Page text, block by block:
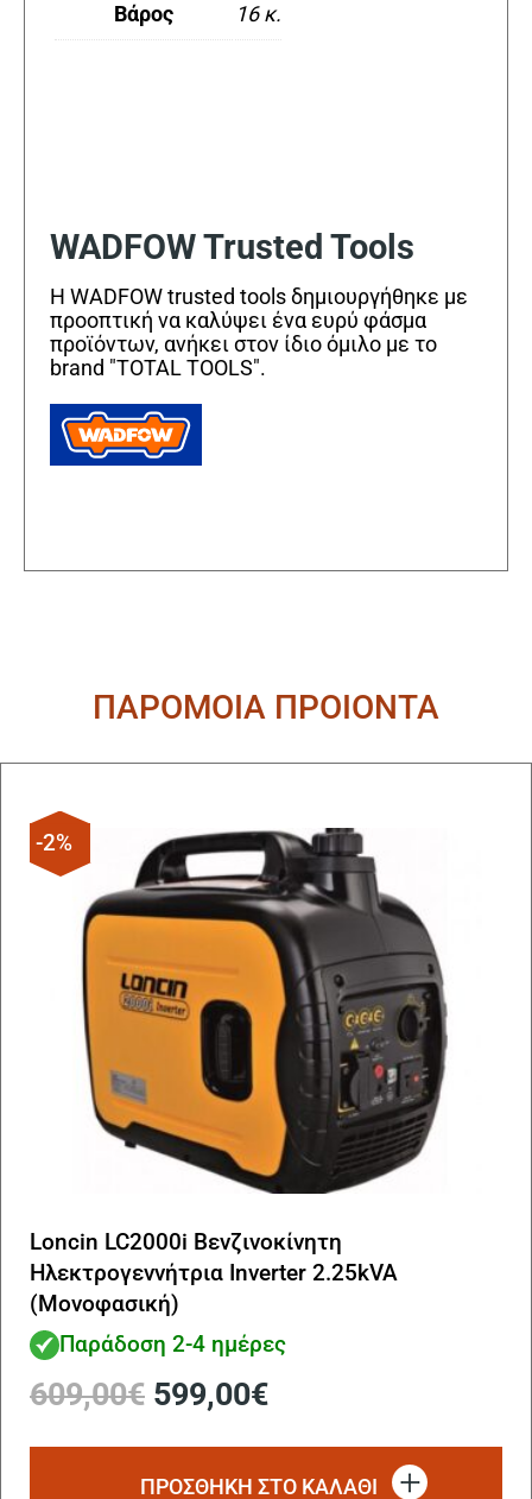
Βάρος 16 κ.
WADFOW Trusted Tools
Η WADFOW trusted tools δημιουργήθηκε με
προοπτική να καλύψει ένα ευρύ φάσμα
προϊόντων, ανήκει στον ίδιο όμιλο με το
brand "TOTAL TOOLS".
ΠΑΡΟΜΟΙΑ ΠΡΟΙΟΝΤΑ
-2%
Loncin LC2000i Βενζινοκίνητη
Ηλεκτρογεννήτρια Inverter 2.25kVA
(Μονοφασική)
Παράδοση 2-4 ημέρες
609,00€ Original
price
was:
609,00€.
599,00€Η
τιμή
είναι:
ΠΡΟΣΘΗΚΗ ΣΤΟ ΚΑΛΑΘΙ